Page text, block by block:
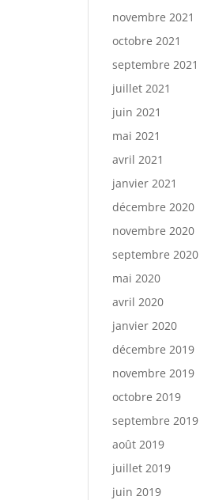
novembre 2021
octobre 2021
septembre 2021
juillet 2021
juin 2021
mai 2021
avril 2021
janvier 2021
décembre 2020
novembre 2020
septembre 2020
mai 2020
avril 2020
janvier 2020
décembre 2019
novembre 2019
octobre 2019
septembre 2019
août 2019
juillet 2019
juin 2019